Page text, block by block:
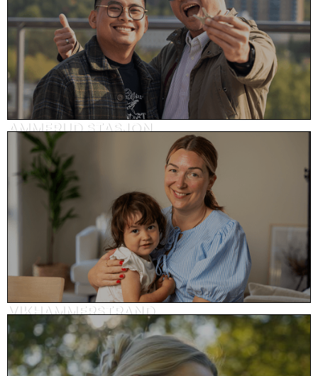
AMMERUD STASJON
Kundehistorie, eiendom
VIKHAMMERSTRAND
Kundehistorie, eiendom